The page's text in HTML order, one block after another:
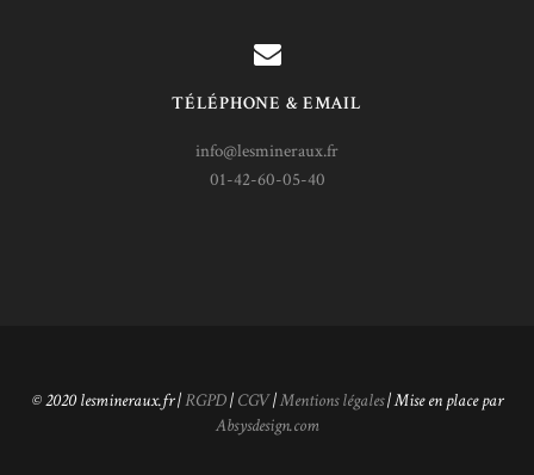
TÉLÉPHONE & EMAIL
info@lesmineraux.fr
01-42-60-05-40
© 2020 lesmineraux.fr |RGPD| CGV|Mentions légales| Mise en place par
Absysdesign.com